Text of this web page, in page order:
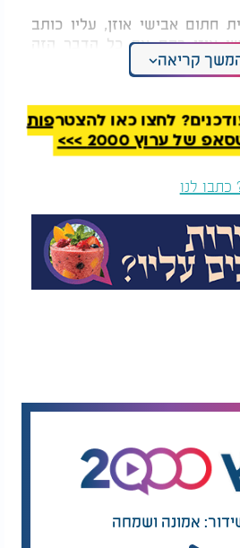
חתום אבישי אוזן, עליו כותב
אוזן רקם את כל הדבר הזה
עם התווים, כשהוא שלח לי
התחלתי לבכות"
קריאה
לחצו כאן להצטרפות
ערוץ 2000 >>>
לנו
אמונה ושמחה